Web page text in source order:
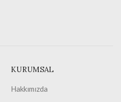
KURUMSAL
Hakkımızda